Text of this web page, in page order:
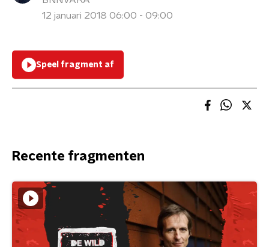
12 januari 2018 06:00 - 09:00
Speel fragment af
Recente fragmenten